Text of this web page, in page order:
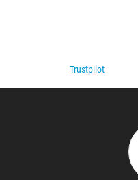
Trustpilot